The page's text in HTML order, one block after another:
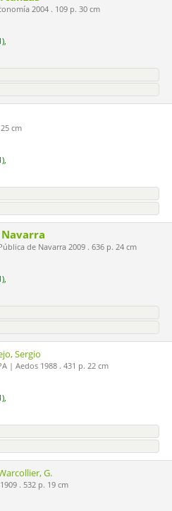
2004 . 109 p. 30 cm
cm
de Navarra 2009 . 636 p. 24 cm
Sergio
| Aedos 1988 . 431 p. 22 cm
G.
. 532 p. 19 cm